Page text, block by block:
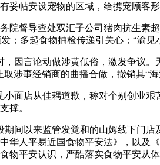
妥帖安设宠物的区域，给携宠顾客形
督导查处双汇子公司猪肉抗生素
；多起食物抽检传递引关心；“渝
言论动做涉黄低俗，激发争议。
涉事经销商的曲播合做，撤销其“
店从佳耦道歉，称对个别创业艰
撑。
以来监管发觉和的山姆线下门店
华人平易近国食物平安法》，以
物平安认识，严酷落实食物平安从